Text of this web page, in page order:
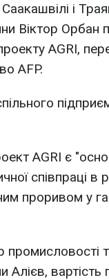
і
Віктор Орбан
AGRI,
AFP.
AGRI є
співпраці в
проривом у
промисловості
Алієв, вартість